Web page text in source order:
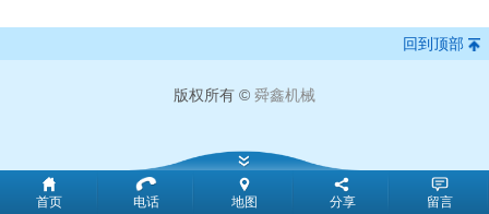
回到顶部
版权所有 © 舜鑫机械
51La
首页 电话 地图 分享 留言